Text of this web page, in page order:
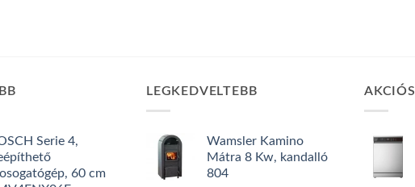
Serie 4,
60 cm
LEGKEDVELTEBB
Wamsler Kamino
Mátra 8 Kw, kandalló
804
AKCIÓS